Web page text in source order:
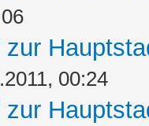
00:24